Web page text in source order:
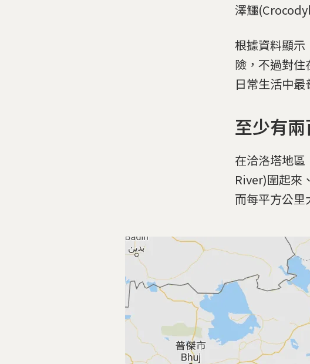
澤鱷
根據資料顯示
險，不過對
日常生活中最
至少有
在洽洛塔地
River)圍起來
而每平方公里